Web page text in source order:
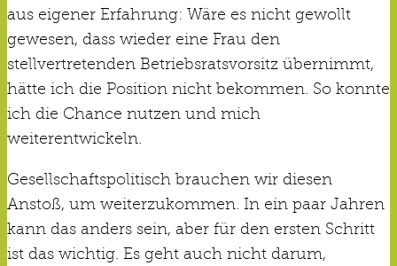
aus eigener Erfahrung: Wäre es nicht gewollt
gewesen, dass wieder eine Frau den
stellvertretenden Betriebsratsvorsitz übernimmt,
hätte ich die Position nicht bekommen. So konnte
ich die Chance nutzen und mich
weiterentwickeln.
Gesellschaftspolitisch brauchen wir diesen
Anstoß, um weiterzukommen. In ein paar Jahren
kann das anders sein, aber für den ersten Schritt
ist das wichtig. Es geht auch nicht darum,